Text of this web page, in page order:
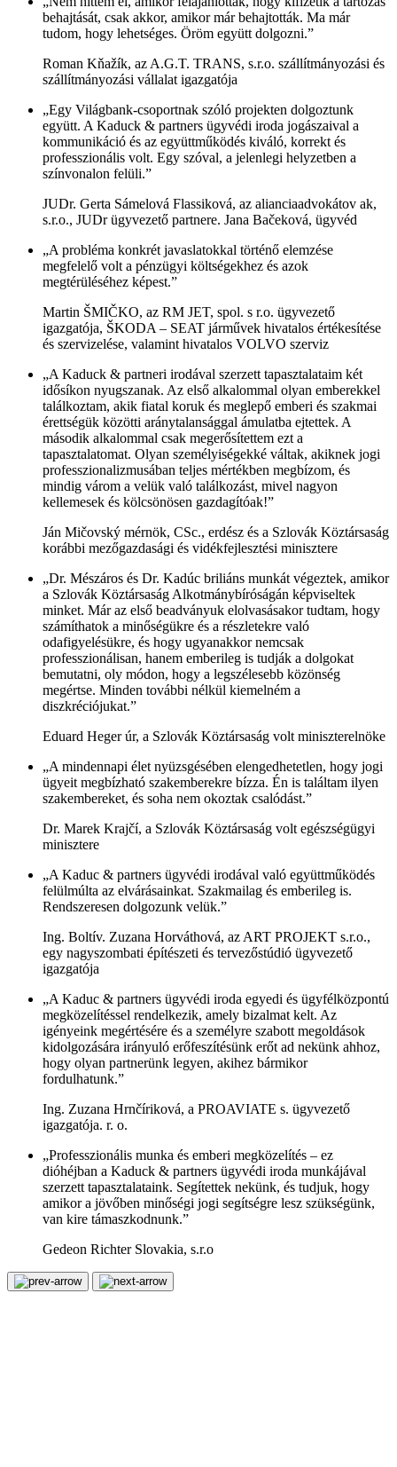
behajtását, csak akkor, amikor már behajtották. Ma már
tudom, hogy lehetséges. Öröm együtt dolgozni.”
Roman Kňažík, az A.G.T. TRANS, s.r.o. szállítmányozási és
szállítmányozási vállalat igazgatója
„Egy Világbank-csoportnak szóló projekten dolgoztunk
együtt. A Kaduck & partners ügyvédi iroda jogászaival a
kommunikáció és az együttműködés kiváló, korrekt és
professzionális volt. Egy szóval, a jelenlegi helyzetben a
színvonalon felüli.”
JUDr. Gerta Sámelová Flassiková, az alianciaadvokátov ak,
s.r.o., JUDr ügyvezető partnere. Jana Bačeková, ügyvéd
„A probléma konkrét javaslatokkal történő elemzése
megfelelő volt a pénzügyi költségekhez és azok
megtérüléséhez képest.”
Martin ŠMIČKO, az RM JET, spol. s r.o. ügyvezető
igazgatója, ŠKODA – SEAT járművek hivatalos értékesítése
és szervizelése, valamint hivatalos VOLVO szerviz
„A Kaduck & partneri irodával szerzett tapasztalataim két
idősíkon nyugszanak. Az első alkalommal olyan emberekkel
találkoztam, akik fiatal koruk és meglepő emberi és szakmai
érettségük közötti aránytalansággal ámulatba ejtettek. A
második alkalommal csak megerősítettem ezt a
tapasztalatomat. Olyan személyiségekké váltak, akiknek jogi
professzionalizmusában teljes mértékben megbízom, és
mindig várom a velük való találkozást, mivel nagyon
kellemesek és kölcsönösen gazdagítóak!”
Ján Mičovský mérnök, CSc., erdész és a Szlovák Köztársaság
korábbi mezőgazdasági és vidékfejlesztési minisztere
„Dr. Mészáros és Dr. Kadúc briliáns munkát végeztek, amikor
a Szlovák Köztársaság Alkotmánybíróságán képviseltek
minket. Már az első beadványuk elolvasásakor tudtam, hogy
számíthatok a minőségükre és a részletekre való
odafigyelésükre, és hogy ugyanakkor nemcsak
professzionálisan, hanem emberileg is tudják a dolgokat
bemutatni, oly módon, hogy a legszélesebb közönség
megértse. Minden további nélkül kiemelném a
diszkréciójukat.”
Eduard Heger úr, a Szlovák Köztársaság volt miniszterelnöke
„A mindennapi élet nyüzsgésében elengedhetetlen, hogy jogi
ügyeit megbízható szakemberekre bízza. Én is találtam ilyen
szakembereket, és soha nem okoztak csalódást.”
Dr. Marek Krajčí, a Szlovák Köztársaság volt egészségügyi
minisztere
„A Kaduc & partners ügyvédi irodával való együttműködés
felülmúlta az elvárásainkat. Szakmailag és emberileg is.
Rendszeresen dolgozunk velük.”
Ing. Boltív. Zuzana Horváthová, az ART PROJEKT s.r.o.,
egy nagyszombati építészeti és tervezőstúdió ügyvezető
igazgatója
„A Kaduc & partners ügyvédi iroda egyedi és ügyfélközpontú
megközelítéssel rendelkezik, amely bizalmat kelt. Az
igényeink megértésére és a személyre szabott megoldások
kidolgozására irányuló erőfeszítésünk erőt ad nekünk ahhoz,
hogy olyan partnerünk legyen, akihez bármikor
fordulhatunk.”
Ing. Zuzana Hrnčíriková, a PROAVIATE s. ügyvezető
igazgatója. r. o.
„Professzionális munka és emberi megközelítés – ez
dióhéjban a Kaduck & partners ügyvédi iroda munkájával
szerzett tapasztalataink. Segítettek nekünk, és tudjuk, hogy
amikor a jövőben minőségi jogi segítségre lesz szükségünk,
van kire támaszkodnunk.”
Gedeon Richter Slovakia, s.r.o